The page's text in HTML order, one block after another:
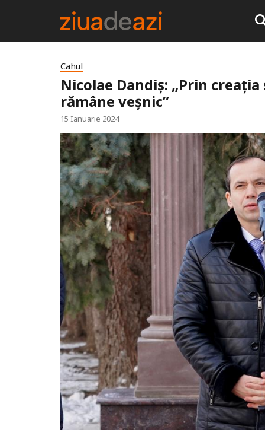
Cahul
Nicolae Dandiș: „Prin
rămâne veșnic”
15 Ianuarie 2024